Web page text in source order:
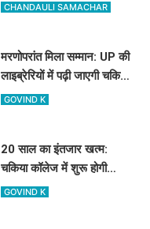
CHANDAULI SAMACHAR
मरणोपरांत मिला सम्मान: UP की
लाइब्रेरियों में पढ़ी जाएगी चकिया
के शिक्षक स्व. डॉ. राम किशोर
GOVIND K
20 साल का इंतजार खत्म:
चकिया कॉलेज में शुरू होगी
साइंस की पढ़ाई, विधायक और
GOVIND K